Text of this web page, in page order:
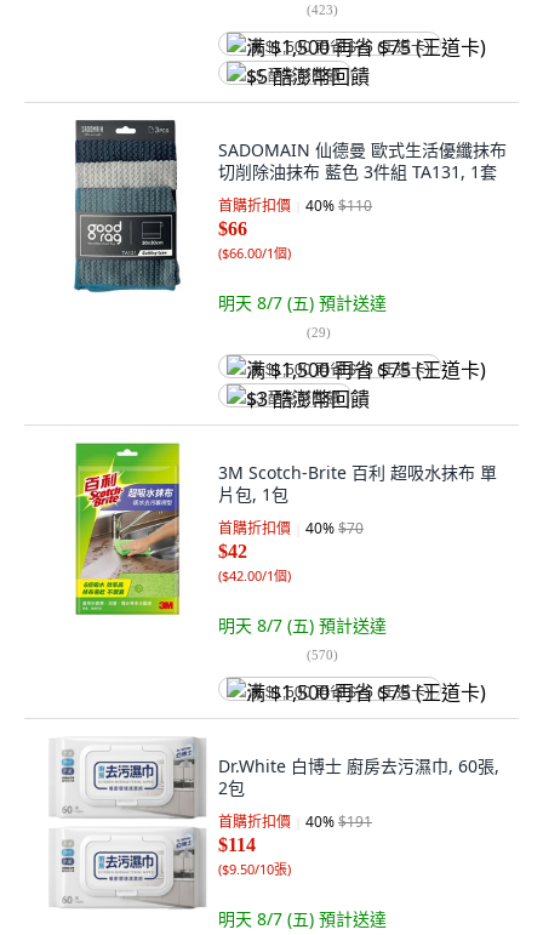
(423)
满 $1,500 再省 $75 (王道卡)
$5 酷澎幣回饋
SADOMAIN 仙德曼 歐式生活優纖抹布
切削除油抹布 藍色 3件組 TA131, 1套
首購折扣價 40%$110
$66
($66.00/1個)
明天 8/7 (五) 預計送達
(29)
满 $1,500 再省 $75 (王道卡)
$3 酷澎幣回饋
3M Scotch-Brite 百利 超吸水抹布 單
片包, 1包
首購折扣價 40%$70
$42
($42.00/1個)
明天 8/7 (五) 預計送達
(570)
满 $1,500 再省 $75 (王道卡)
Dr.White 白博士 廚房去污濕巾, 60張,
2包
首購折扣價 40%$191
$114
($9.50/10張)
明天 8/7 (五) 預計送達